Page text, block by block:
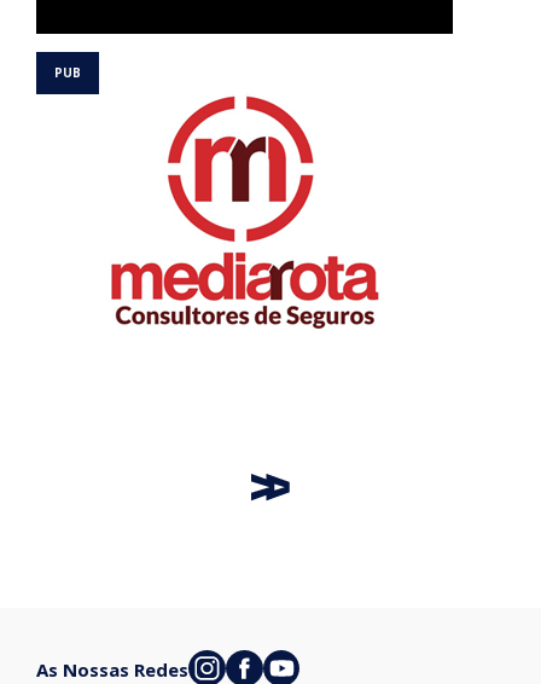
As Nossas Redes